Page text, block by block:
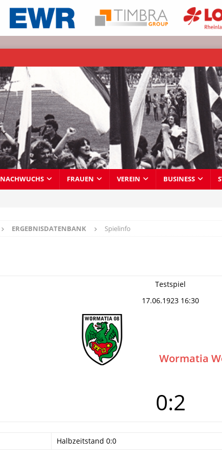
NACHWUCHS FRAUEN VEREIN BUSINESS
ERGEBNISDATENBANK Spielinfo
Testspiel
17.06.1923 16:30
Wormatia
0:2
Halbzeitstand 0:0